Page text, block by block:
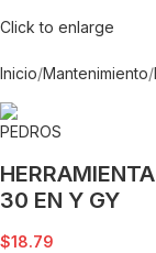
Click to enlarge
Inicio Mantenimiento
30 EN Y GY
$18.79